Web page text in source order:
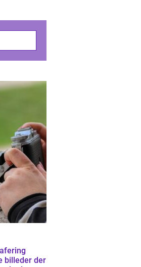
billeder der